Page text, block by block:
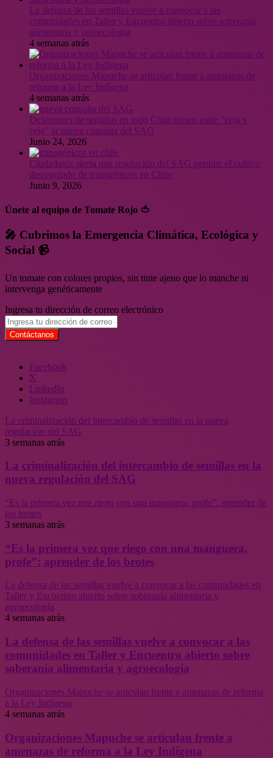
La defensa de las semillas vuelve a convocar a las
comunidades en Taller y Encuentro abierto sobre soberanía
alimentaria y agroecología
4 semanas atrás
Organizaciones Mapuche se articulan frente a amenazas de
reforma a la Ley Indígena
4 semanas atrás
Defensores de semillas en todo Chile tienen entre “ceja y
ceja” la nueva consulta del SAG
Junio 24, 2026
Ciudadanía alerta que resolución del SAG permite el cultivo
desregulado de transgénicos en Chile
Junio 9, 2026
Únete al equipo de Tomate Rojo 🍅
🎤 Cubrimos la Emergencia Climática, Ecológica y
Social 📹
Un tomate con colores propios, sin tinte ajeno que lo manche ni
intervenga genéticamente
Ingresa tu dirección de correo electrónico
Facebook
X
LinkedIn
Instagram
La criminalización del intercambio de semillas en la nueva
regulación del SAG
3 semanas atrás
La criminalización del intercambio de semillas en la
nueva regulación del SAG
“Es la primera vez que riego con una manguera, profe”: aprender de
los brotes
3 semanas atrás
“Es la primera vez que riego con una manguera,
profe”: aprender de los brotes
La defensa de las semillas vuelve a convocar a las comunidades en
Taller y Encuentro abierto sobre soberanía alimentaria y
agroecología
4 semanas atrás
La defensa de las semillas vuelve a convocar a las
comunidades en Taller y Encuentro abierto sobre
soberanía alimentaria y agroecología
Organizaciones Mapuche se articulan frente a amenazas de reforma
a la Ley Indígena
4 semanas atrás
Organizaciones Mapuche se articulan frente a
amenazas de reforma a la Ley Indígena